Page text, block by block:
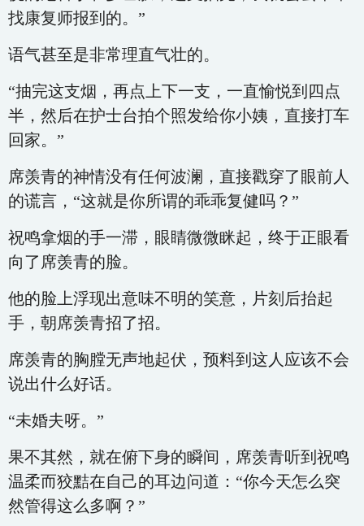
找康复师报到的。”
语气甚至是非常理直气壮的。
“抽完这支烟，再点上下一支，一直愉悦到四点
半，然后在护士台拍个照发给你小姨，直接打车
回家。”
席羡青的神情没有任何波澜，直接戳穿了眼前人
的谎言，“这就是你所谓的乖乖复健吗？”
祝鸣拿烟的手一滞，眼睛微微眯起，终于正眼看
向了席羡青的脸。
他的脸上浮现出意味不明的笑意，片刻后抬起
手，朝席羡青招了招。
席羡青的胸膛无声地起伏，预料到这人应该不会
说出什么好话。
“未婚夫呀。”
果不其然，就在俯下身的瞬间，席羡青听到祝鸣
温柔而狡黠在自己的耳边问道：“你今天怎么突
然管得这么多啊？”